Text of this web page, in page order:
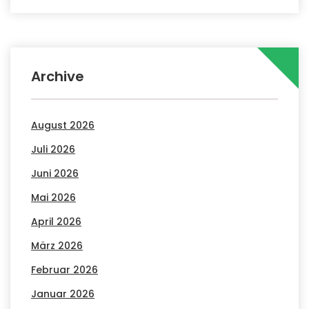
Archive
August 2026
Juli 2026
Juni 2026
Mai 2026
April 2026
März 2026
Februar 2026
Januar 2026